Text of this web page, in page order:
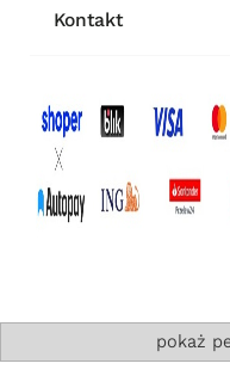
Kontakt
pokaż